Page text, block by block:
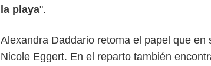
la playa".
Alexandra Daddario retoma el papel que en
Nicole Eggert. En el reparto también